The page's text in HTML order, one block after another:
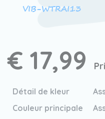
VIB-WTRAI13
€ 17,99
Détail de kleur
Couleur principale